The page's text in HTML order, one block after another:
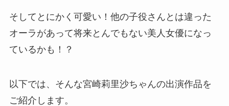
そしてとにかく可愛い！他の子役さんとは違った
オーラがあって将来とんでもない美人女優になっ
ているかも！？
以下では、そんな宮崎莉里沙ちゃんの出演作品を
ご紹介します。